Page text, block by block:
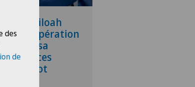
Siloah
500e opération
élargit sa
services
par robot
des
de